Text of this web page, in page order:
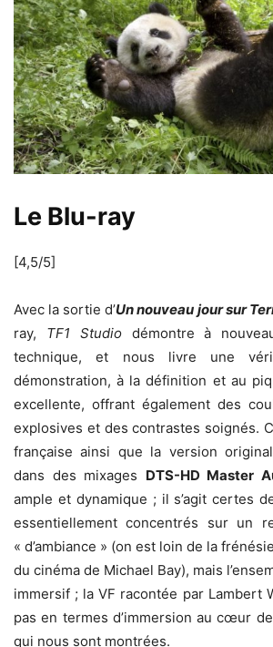
Le Blu-ray
[4,5/5]
Avec la sortie d’Un nouveau jour sur
ray, TF1 Studiodémontre à
technique, et nous livre une
démonstration, à la définition et au
excellente, offrant également des
explosives et des contrastes soignés.
française ainsi que la version
dans des mixages DTS-HD Master
ample et dynamique ; il s’agit certes
essentiellement concentrés sur un
« d’ambiance » (on est loin de la
du cinéma de Michael Bay), mais
immersif ; la VF racontée par Lambert
pas en termes d’immersion au cœur
qui nous sont montrées.